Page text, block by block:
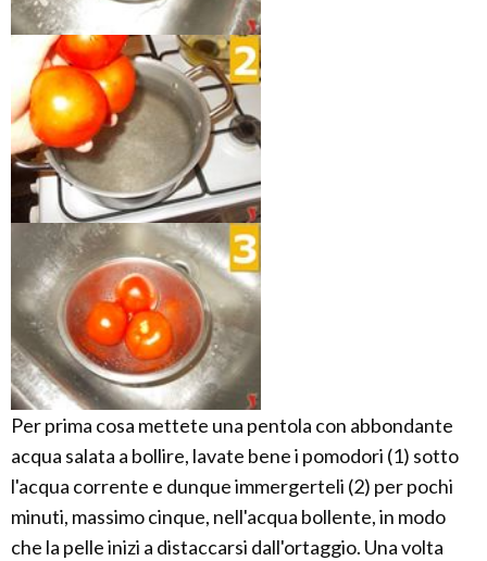
Per prima cosa mettete una pentola con abbondante
acqua salata a bollire, lavate bene i pomodori (1) sotto
l'acqua corrente e dunque immergerteli (2) per pochi
minuti, massimo cinque, nell'acqua bollente, in modo
che la pelle inizi a distaccarsi dall'ortaggio. Una volta